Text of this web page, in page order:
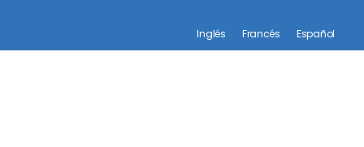
Inglés Francés Español